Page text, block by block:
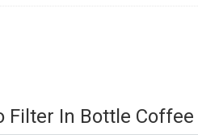
Filter In Bottle Coffee